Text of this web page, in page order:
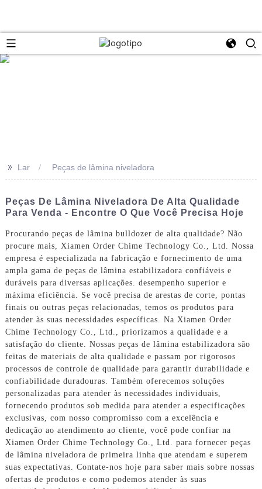
>> Lar Peças de lâmina niveladora
Peças De Lâmina Niveladora De Alta Qualidade
Para Venda - Encontre O Que Você Precisa Hoje
Procurando peças de lâmina bulldozer de alta qualidade? Não
procure mais, Xiamen Order Chime Technology Co., Ltd. Nossa
empresa é especializada na fabricação e fornecimento de uma
ampla gama de peças de lâmina estabilizadora confiáveis ​​​​e
duráveis ​​para diversas aplicações. desempenho superior e
máxima eficiência. Se você precisa de arestas de corte, pontas
finais ou outras peças relacionadas, temos os produtos para
atender às suas necessidades específicas. Na Xiamen Order
Chime Technology Co., Ltd., priorizamos a qualidade e a
satisfação do cliente. Nossas peças de lâmina estabilizadora são
feitas de materiais de alta qualidade e passam por rigorosos
processos de controle de qualidade para garantir durabilidade e
confiabilidade duradouras. Também oferecemos soluções
personalizadas para atender às necessidades individuais,
fornecendo produtos sob medida para atender a especificações
exclusivas, com nosso compromisso com a excelência e
dedicação ao atendimento ao cliente, você pode confiar na
Xiamen Order Chime Technology Co., Ltd. para fornecer peças
de lâmina niveladora de primeira linha que atendam e superem
suas expectativas. Contate-nos hoje para saber mais sobre nossas
ofertas de produtos e como podemos atender às suas